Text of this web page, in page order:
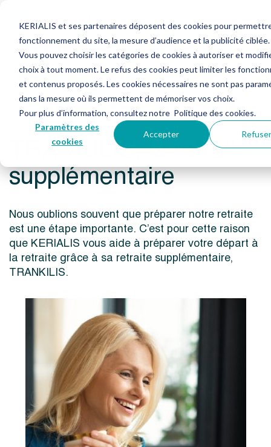
KERIALIS et ses partenaires déposent des cookies pour
fonctionnement du site, la mesure d’audience et la publicité ciblée.
Vous pouvez choisir les catégories de cookies à autoriser et
choix à tout moment. Le refus des cookies peut limiter les
et contenus proposés. Les cookies nécessaires ne sont pas
dans la mesure où ils permettent de mémoriser vos choix.
Pour plus d’information, consultez notre Politique des cookies.
Paramètres des
cookies
Accepter
Comment préparer votre retraite ? TRANKILIS, la
TRANKILIS, la retraite
supplémentaire
Nous oublions souvent que préparer notre retraite
est une étape importante. C’est pour cette raison
que KERIALIS vous aide à préparer votre départ à
la retraite grâce à sa retraite supplémentaire,
TRANKILIS.